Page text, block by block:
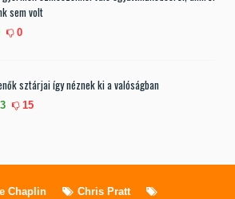
sem volt
0
sztárjai így néznek ki a valóságban
15
Chaplin Chris Pratt